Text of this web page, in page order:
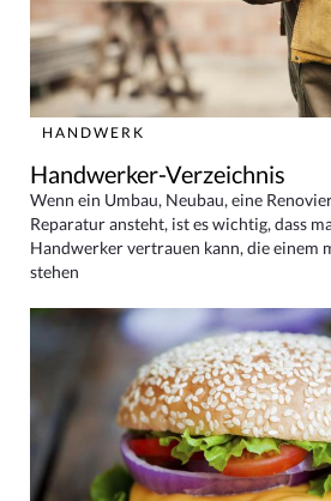
HANDWERK
Handwerker-Verzeichnis
Wenn ein Umbau, Neubau, eine
Reparatur ansteht, ist es wichtig, dass
Handwerker vertrauen kann, die einem
stehen